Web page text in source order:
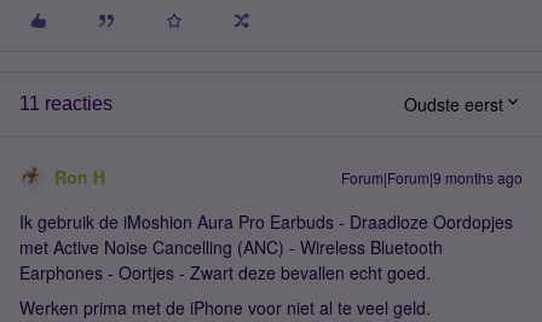
11 reacties Oudste eerst
Ron H Forum|Forum|9 months ago
Ik gebruik de iMoshion Aura Pro Earbuds - Draadloze Oordopjes
met Active Noise Cancelling (ANC) - Wireless Bluetooth
Earphones - Oortjes - Zwart deze bevallen echt goed.
Werken prima met de iPhone voor niet al te veel geld.